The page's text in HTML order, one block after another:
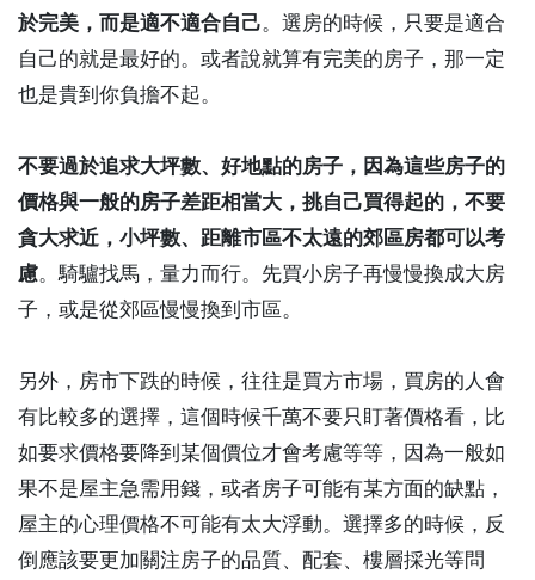
於完美，而是適不適合自己。選房的時候，只要是適合
自己的就是最好的。或者說就算有完美的房子，那一定
也是貴到你負擔不起。
不要過於追求大坪數、好地點的房子，因為這些房子的
價格與一般的房子差距相當大，挑自己買得起的，不要
貪大求近，小坪數、距離市區不太遠的郊區房都可以考
慮。騎驢找馬，量力而行。先買小房子再慢慢換成大房
子，或是從郊區慢慢換到市區。
另外，房市下跌的時候，往往是買方市場，買房的人會
有比較多的選擇，這個時候千萬不要只盯著價格看，比
如要求價格要降到某個價位才會考慮等等，因為一般如
果不是屋主急需用錢，或者房子可能有某方面的缺點，
屋主的心理價格不可能有太大浮動。選擇多的時候，反
倒應該要更加關注房子的品質、配套、樓層採光等問